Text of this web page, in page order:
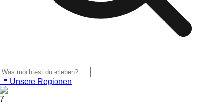
📍 Unsere Regionen
7